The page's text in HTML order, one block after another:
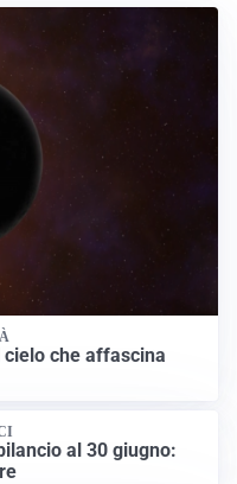
che affascina
al 30 giugno: